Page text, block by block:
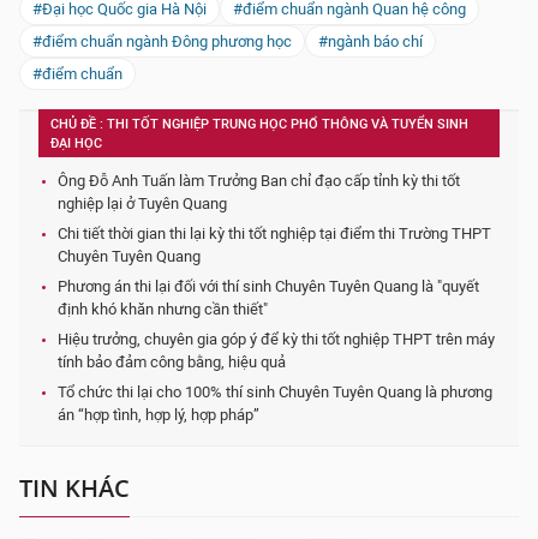
#Đại học Quốc gia Hà Nội
#điểm chuẩn ngành Quan hệ công
#điểm chuẩn ngành Đông phương học
#ngành báo chí
#điểm chuẩn
CHỦ ĐỀ : THI TỐT NGHIỆP TRUNG HỌC PHỔ THÔNG VÀ TUYỂN SINH
ĐẠI HỌC
Ông Đỗ Anh Tuấn làm Trưởng Ban chỉ đạo cấp tỉnh kỳ thi tốt
nghiệp lại ở Tuyên Quang
Chi tiết thời gian thi lại kỳ thi tốt nghiệp tại điểm thi Trường THPT
Chuyên Tuyên Quang
Phương án thi lại đối với thí sinh Chuyên Tuyên Quang là "quyết
định khó khăn nhưng cần thiết"
Hiệu trưởng, chuyên gia góp ý để kỳ thi tốt nghiệp THPT trên máy
tính bảo đảm công bằng, hiệu quả
Tổ chức thi lại cho 100% thí sinh Chuyên Tuyên Quang là phương
án “hợp tình, hợp lý, hợp pháp”
TIN KHÁC